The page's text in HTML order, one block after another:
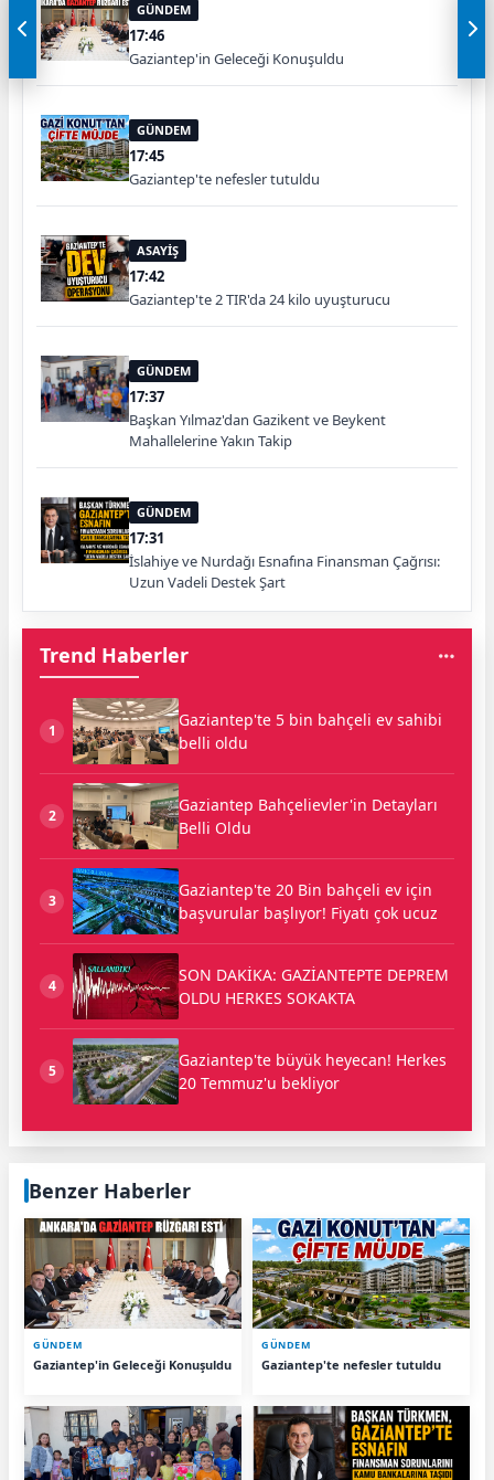
GÜNDEM
17:46
Gaziantep'in Geleceği Konuşuldu
GÜNDEM
17:45
Gaziantep'te nefesler tutuldu
ASAYİŞ
17:42
Gaziantep'te 2 TIR'da 24 kilo uyuşturucu
GÜNDEM
17:37
Başkan Yılmaz'dan Gazikent ve Beykent
Mahallelerine Yakın Takip
GÜNDEM
17:31
İslahiye ve Nurdağı Esnafına Finansman Çağrısı:
Uzun Vadeli Destek Şart
Trend Haberler
1
Gaziantep'te 5 bin bahçeli ev sahibi
belli oldu
2
Gaziantep Bahçelievler'in Detayları
Belli Oldu
3
Gaziantep'te 20 Bin bahçeli ev için
başvurular başlıyor! Fiyatı çok ucuz
4
SON DAKİKA: GAZİANTEPTE DEPREM
OLDU HERKES SOKAKTA
5
Gaziantep'te büyük heyecan! Herkes
20 Temmuz'u bekliyor
Benzer Haberler
GÜNDEM
Gaziantep'in Geleceği Konuşuldu
GÜNDEM
Gaziantep'te nefesler tutuldu